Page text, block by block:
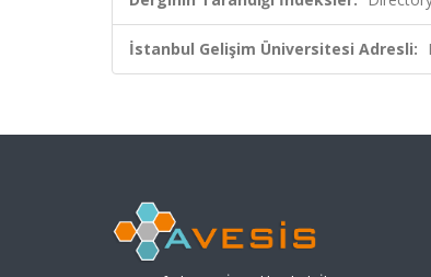
İstanbul Gelişim Üniversitesi Adresli: